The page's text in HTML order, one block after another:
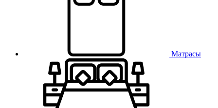
Матрасы